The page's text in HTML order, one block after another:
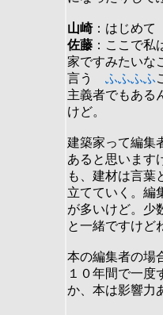
山崎：はじめて
佐藤 ：ここで私
家ですみたいな
言う
ふふふふ
主義者でもある
けど。
建築家って編集
あると思います
も、建材は言
立てていく。
が多いけど。少
と一緒ですけど
本の編集者の場
１０年間で一
か、本は影響力